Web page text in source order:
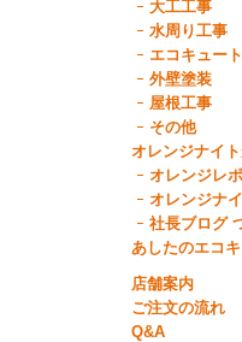
大工工事
水周り工事
エコキュート
外壁塗装
屋根工事
その他
オレンジナイ
オレンジレ
オレンジナ
社長ブログ
あしたのエコ
店舗案内
ご注文の流れ
Q&A